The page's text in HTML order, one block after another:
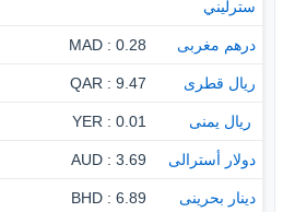
سترليني
درهم مغربى 0.28 : MAD
ريال قطرى 9.47 : QAR
‏ ريال يمنى 0.01 : YER
دولار أسترالى 3.69 : AUD
دينار بحرينى 6.89 : BHD